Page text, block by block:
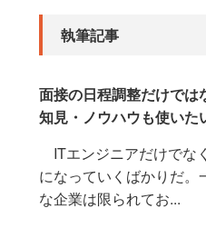
執筆記事
面接の日程調整だけでは
知見・ノウハウも使いた
ITエンジニアだけでな
になっていくばかりだ。
な企業は限られてお...